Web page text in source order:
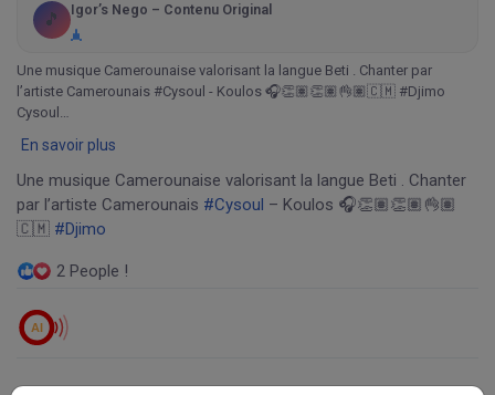
🎵 Igor’s Nego – Contenu Original
Une musique Camerounaise valorisant la langue Beti . Chanter par
l’artiste Camerounais #Cysoul - Koulos 🎧👏🏽👏🏽👌🏽🇨🇲 #Djimo
Cysoul…
En savoir plus
Une musique Camerounaise valorisant la langue Beti . Chanter
par l’artiste Camerounais #Cysoul – Koulos 🎧👏🏽👏🏽👌🏽
🇨🇲 #Djimo
2 People !
AI